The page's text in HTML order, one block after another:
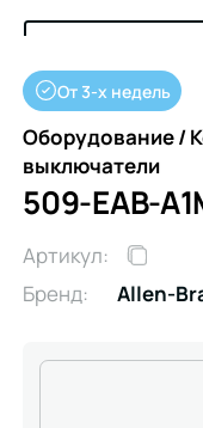
От 3-х недель
Оборудование /
выключатели
509-EAB-
Артикул:
Бренд:
Allen-